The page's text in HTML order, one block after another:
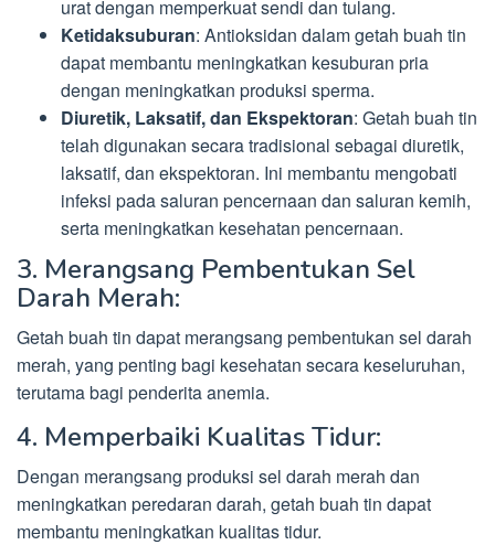
urat dengan memperkuat sendi dan tulang.
Ketidaksuburan: Antioksidan dalam getah buah tin
dapat membantu meningkatkan kesuburan pria
dengan meningkatkan produksi sperma.
Diuretik, Laksatif, dan Ekspektoran: Getah buah tin
telah digunakan secara tradisional sebagai diuretik,
laksatif, dan ekspektoran. Ini membantu mengobati
infeksi pada saluran pencernaan dan saluran kemih,
serta meningkatkan kesehatan pencernaan.
3. Merangsang Pembentukan Sel
Darah Merah:
Getah buah tin dapat merangsang pembentukan sel darah
merah, yang penting bagi kesehatan secara keseluruhan,
terutama bagi penderita anemia.
4. Memperbaiki Kualitas Tidur:
Dengan merangsang produksi sel darah merah dan
meningkatkan peredaran darah, getah buah tin dapat
membantu meningkatkan kualitas tidur.